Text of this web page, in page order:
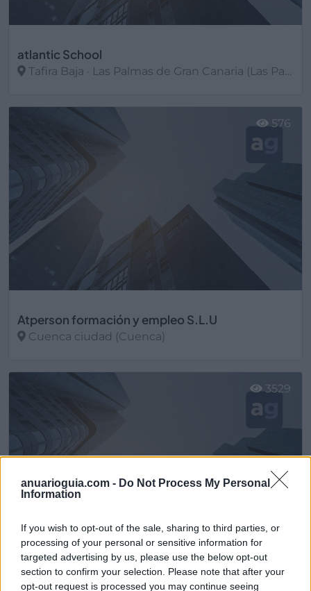
anuarioguia.com - Do Not Process My Personal
Information
If you wish to opt-out of the sale, sharing to third parties, or
processing of your personal or sensitive information for
targeted advertising by us, please use the below opt-out
section to confirm your selection. Please note that after your
opt-out request is processed you may continue seeing
atlantic School
Tafira Baja · Las Palmas de Gran Canaria (Las Palmas)
Atperson formación y empleo S.L.U
Cuenca ciudad (Cuenca)
576
Audiolibros Online, S.L.
3529